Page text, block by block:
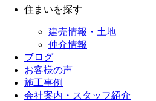
住まいを探す
建売情報・土地
仲介情報
ブログ
お客様の声
施工事例
会社案内・スタッフ紹介